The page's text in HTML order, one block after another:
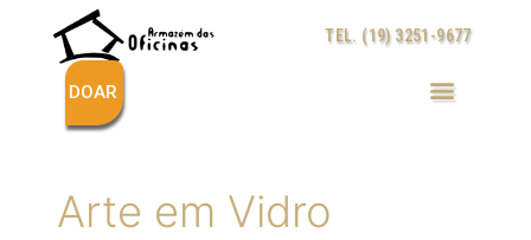
conteúdo
TEL. (19) 3251-9677
DOAR
Arte em Vidro